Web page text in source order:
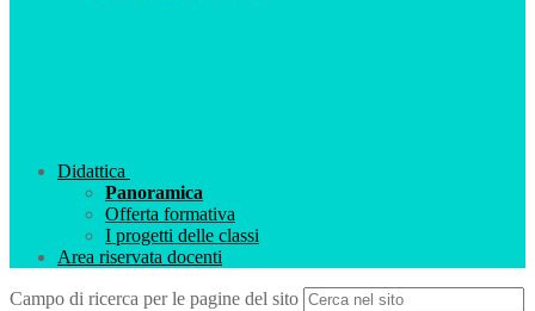
Didattica
Panoramica
Offerta formativa
I progetti delle classi
Area riservata docenti
Campo di ricerca per le pagine del sito